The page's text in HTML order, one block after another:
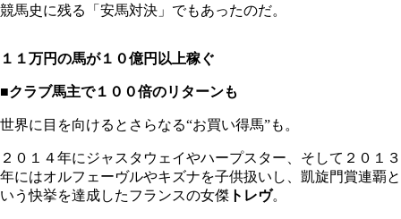
競馬史に残る「安馬対決」でもあったのだ。
１１万円の馬が１０億円以上稼ぐ
■クラブ馬主で１００倍のリターンも
世界に目を向けるとさらなる“お買い得馬”も。
２０１４年にジャスタウェイやハープスター、そして２０１３
年にはオルフェーヴルやキズナを子供扱いし、凱旋門賞連覇と
いう快挙を達成したフランスの女傑 トレヴ。